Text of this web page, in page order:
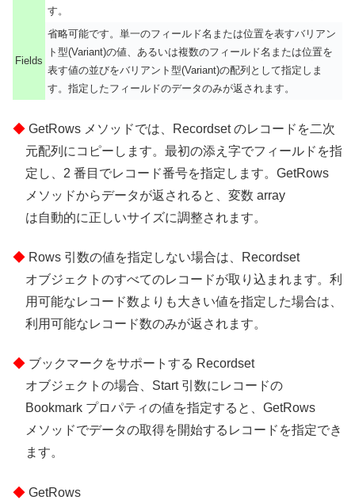
す。
Fields
省略可能です。単一のフィールド名または位置を表すバリアン
ト型(Variant)の値、あるいは複数のフィールド名または位置を
表す値の並びをバリアント型(Variant)の配列として指定しま
す。指定したフィールドのデータのみが返されます。
GetRows メソッドでは、Recordset のレコードを二次
元配列にコピーします。最初の添え字でフィールドを指
定し、2 番目でレコード番号を指定します。GetRows
メソッドからデータが返されると、変数 array
は自動的に正しいサイズに調整されます。
Rows 引数の値を指定しない場合は、Recordset
オブジェクトのすべてのレコードが取り込まれます。利
用可能なレコード数よりも大きい値を指定した場合は、
利用可能なレコード数のみが返されます。
ブックマークをサポートする Recordset
オブジェクトの場合、Start 引数にレコードの
Bookmark プロパティの値を指定すると、GetRows
メソッドでデータの取得を開始するレコードを指定でき
ます。
GetRows